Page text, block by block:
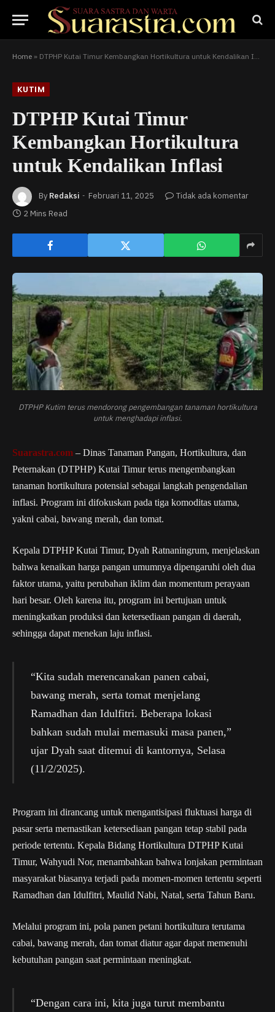
Home » DTPHP Kutai Timur Kembangkan Hortikultura untuk Kendalikan Inflasi
KUTIM
DTPHP Kutai Timur
Kembangkan Hortikultura
untuk Kendalikan Inflasi
By Redaksi Februari 11, 2025
Tidak ada komentar
2 Mins Read
DTPHP Kutim terus mendorong pengembangan tanaman hortikultura
untuk menghadapi inflasi.
Suarastra.com – Dinas Tanaman Pangan, Hortikultura, dan
Peternakan (DTPHP) Kutai Timur terus mengembangkan
tanaman hortikultura potensial sebagai langkah pengendalian
inflasi. Program ini difokuskan pada tiga komoditas utama,
yakni cabai, bawang merah, dan tomat.
Kepala DTPHP Kutai Timur, Dyah Ratnaningrum, menjelaskan
bahwa kenaikan harga pangan umumnya dipengaruhi oleh dua
faktor utama, yaitu perubahan iklim dan momentum perayaan
hari besar. Oleh karena itu, program ini bertujuan untuk
meningkatkan produksi dan ketersediaan pangan di daerah,
sehingga dapat menekan laju inflasi.
“Kita sudah merencanakan panen cabai,
bawang merah, serta tomat menjelang
Ramadhan dan Idulfitri. Beberapa lokasi
bahkan sudah mulai memasuki masa panen,”
ujar Dyah saat ditemui di kantornya, Selasa
(11/2/2025).
Program ini dirancang untuk mengantisipasi fluktuasi harga di
pasar serta memastikan ketersediaan pangan tetap stabil pada
periode tertentu. Kepala Bidang Hortikultura DTPHP Kutai
Timur, Wahyudi Nor, menambahkan bahwa lonjakan permintaan
masyarakat biasanya terjadi pada momen-momen tertentu seperti
Ramadhan dan Idulfitri, Maulid Nabi, Natal, serta Tahun Baru.
Melalui program ini, pola panen petani hortikultura terutama
cabai, bawang merah, dan tomat diatur agar dapat memenuhi
kebutuhan pangan saat permintaan meningkat.
“Dengan cara ini, kita juga turut membantu